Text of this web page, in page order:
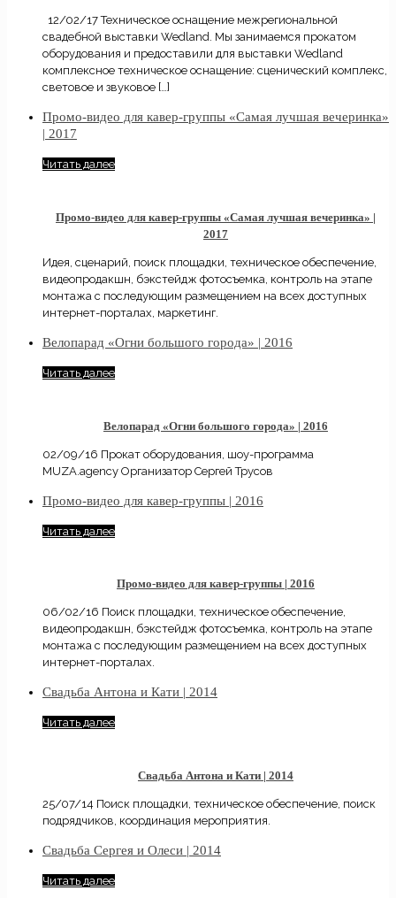
12/02/17 Техническое оснащение межрегиональной
свадебной выставки Wedland. Мы занимаемся прокатом
оборудования и предоставили для выставки Wedland
комплексное техническое оснащение: сценический комплекс,
световое и звуковое […]
Промо-видео для кавер-группы «Самая лучшая вечеринка»
| 2017
Читать далее
Промо-видео для кавер-группы «Самая лучшая вечеринка» |
2017
Идея, сценарий, поиск площадки, техническое обеспечение,
видеопродакшн, бэкстейдж фотосъемка, контроль на этапе
монтажа с последующим размещением на всех доступных
интернет-порталах, маркетинг.
Велопарад «Огни большого города» | 2016
Читать далее
Велопарад «Огни большого города» | 2016
02/09/16 Прокат оборудования, шоу-программа
MUZA.agency Организатор Сергей Трусов
Промо-видео для кавер-группы | 2016
Читать далее
Промо-видео для кавер-группы | 2016
06/02/16 Поиск площадки, техническое обеспечение,
видеопродакшн, бэкстейдж фотосъемка, контроль на этапе
монтажа с последующим размещением на всех доступных
интернет-порталах.
Свадьба Антона и Кати | 2014
Читать далее
Свадьба Антона и Кати | 2014
25/07/14 Поиск площадки, техническое обеспечение, поиск
подрядчиков, координация мероприятия.
Свадьба Сергея и Олеси | 2014
Читать далее